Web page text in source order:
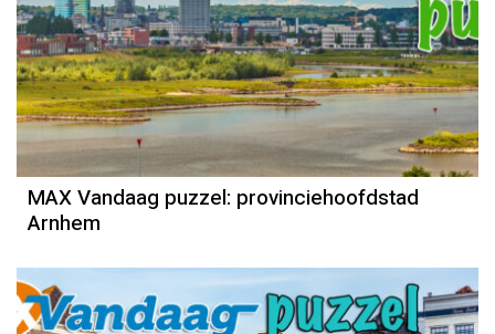
MAX Vandaag puzzel: provinciehoofdstad
Arnhem